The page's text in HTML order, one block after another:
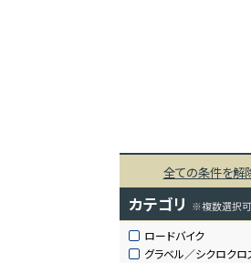
全ての条件を解
カテゴリ ※複数選択可
ロードバイク
グラベル／シクロクロ